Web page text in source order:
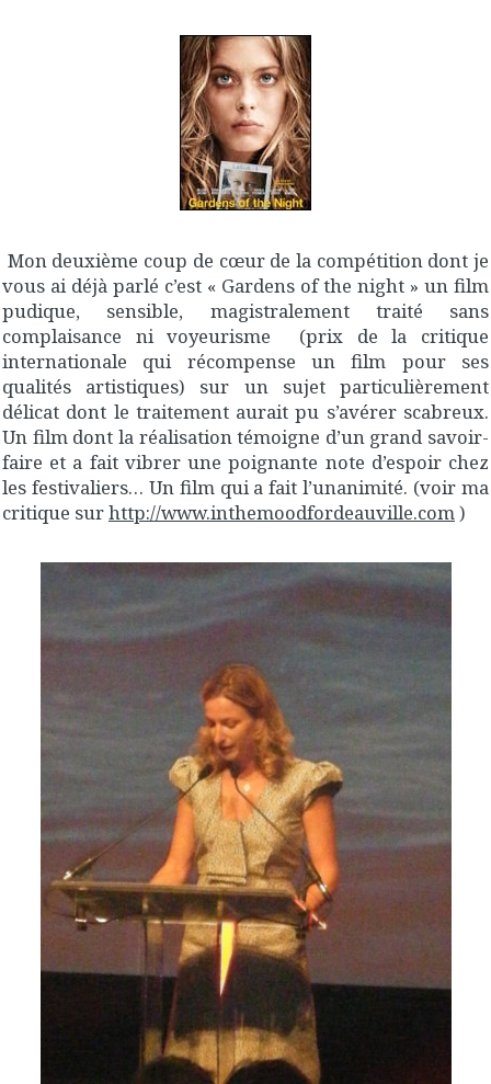
Mon deuxième coup de cœur de la compétition dont je
vous ai déjà parlé c’est « Gardens of the night » un film
pudique, sensible, magistralement traité sans
complaisance ni voyeurisme (prix de la critique
internationale qui récompense un film pour ses
qualités artistiques) sur un sujet particulièrement
délicat dont le traitement aurait pu s’avérer scabreux.
Un film dont la réalisation témoigne d’un grand savoir-
faire et a fait vibrer une poignante note d’espoir chez
les festivaliers… Un film qui a fait l’unanimité. (voir ma
critique surhttp://www.inthemoodfordeauville.com)